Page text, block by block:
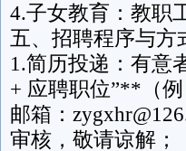
4.子女教育：教职
五、招聘程序与方
1.简历投递：有意
+ 应聘职位”**（
邮箱：
审核，敬请谅解；